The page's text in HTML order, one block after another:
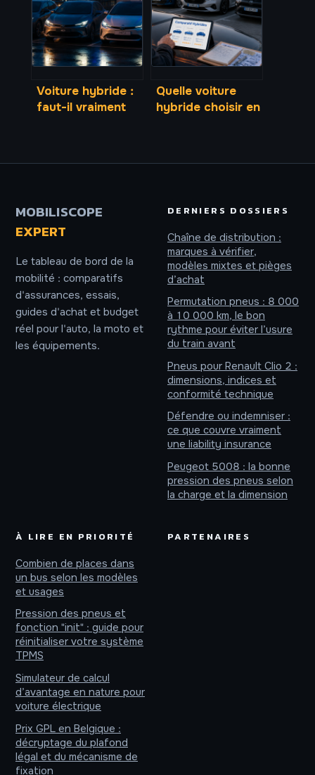
Voiture hybride :
faut-il vraiment
Quelle voiture
hybride choisir en
MOBILISCOPE
EXPERT
Le tableau de bord de la
mobilité : comparatifs
d'assurances, essais,
guides d'achat et budget
réel pour l'auto, la moto et
les équipements.
DERNIERS DOSSIERS
Chaîne de distribution :
marques à vérifier,
modèles mixtes et pièges
d’achat
Permutation pneus : 8 000
à 10 000 km, le bon
rythme pour éviter l’usure
du train avant
Pneus pour Renault Clio 2 :
dimensions, indices et
conformité technique
Défendre ou indemniser :
ce que couvre vraiment
une liability insurance
Peugeot 5008 : la bonne
pression des pneus selon
la charge et la dimension
À LIRE EN PRIORITÉ
Combien de places dans
un bus selon les modèles
et usages
Pression des pneus et
fonction "init" : guide pour
réinitialiser votre système
TPMS
Simulateur de calcul
d’avantage en nature pour
voiture électrique
Prix GPL en Belgique :
décryptage du plafond
légal et du mécanisme de
fixation
PARTENAIRES